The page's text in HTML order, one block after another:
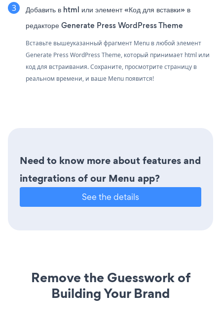
Добавить в html или элемент «Код для вставки» в
редакторе Generate Press WordPress Theme
Вставьте вышеуказанный фрагмент Menu в любой элемент
Generate Press WordPress Theme, который принимает html или
код для встраивания. Сохраните, просмотрите страницу в
реальном времени, и ваше Menu появится!
Need to know more about features and
integrations of our Menu app?
See the details
Remove the Guesswork of
Building Your Brand